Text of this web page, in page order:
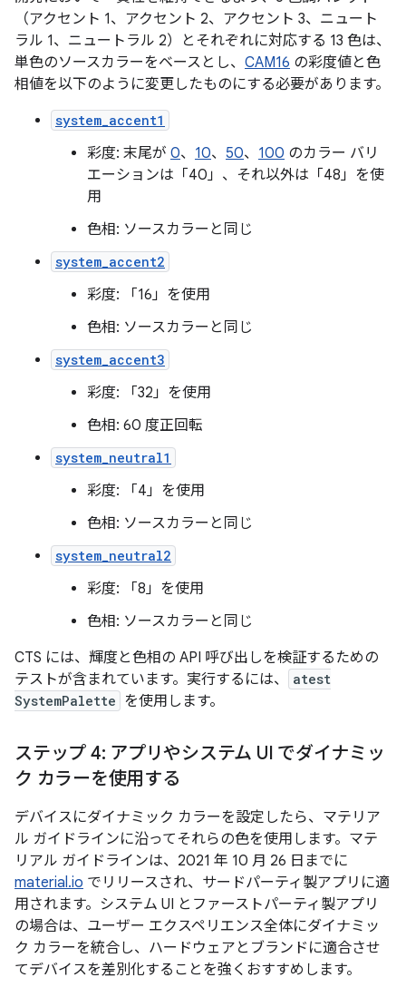
（アクセント 1、アクセント 2、アクセント 3、ニュート
ラル 1、ニュートラル 2）とそれぞれに対応する 13 色は、
単色のソースカラーをベースとし、 CAM16 の彩度値と色
相値を以下のように変更したものにする必要があります。
system_accent1
彩度: 末尾が 0、 10、 50、 100 のカラー バリ
エーションは「40」、それ以外は「48」を使
用
色相: ソースカラーと同じ
system_accent2
彩度: 「16」を使用
色相: ソースカラーと同じ
system_accent3
彩度: 「32」を使用
色相: 60 度正回転
system_neutral1
彩度: 「4」を使用
色相: ソースカラーと同じ
system_neutral2
彩度: 「8」を使用
色相: ソースカラーと同じ
CTS には、輝度と色相の API 呼び出しを検証するための
テストが含まれています。実行するには、
atest
SystemPalette を使用します。
ステップ 4: アプリやシステム UI でダイナミッ
ク カラーを使用する
デバイスにダイナミック カラーを設定したら、マテリア
ル ガイドラインに沿ってそれらの色を使用します。マテ
リアル ガイドラインは、2021 年 10 月 26 日までに
material.io でリリースされ、サードパーティ製アプリに適
用されます。システム UI とファーストパーティ製アプリ
の場合は、ユーザー エクスペリエンス全体にダイナミッ
ク カラーを統合し、ハードウェアとブランドに適合させ
てデバイスを差別化することを強くおすすめします。